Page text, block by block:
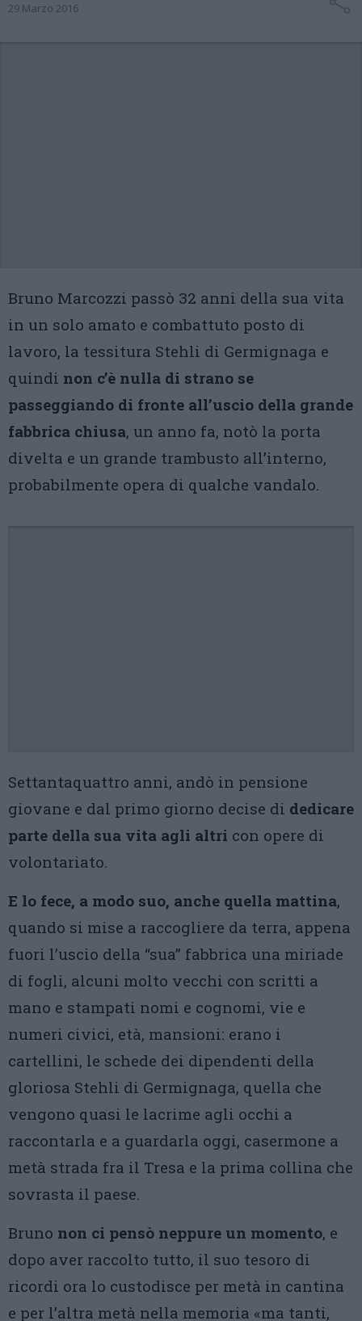
29 Marzo 2016
Bruno Marcozzi passò 32 anni della sua vita
in un solo amato e combattuto posto di
lavoro, la tessitura Stehli di Germignaga e
quindi non c’è nulla di strano se
passeggiando di fronte all’uscio della grande
fabbrica chiusa, un anno fa, notò la porta
divelta e un grande trambusto all’interno,
probabilmente opera di qualche vandalo.
Settantaquattro anni, andò in pensione
giovane e dal primo giorno decise di dedicare
parte della sua vita agli altri con opere di
volontariato.
E lo fece, a modo suo, anche quella mattina,
quando si mise a raccogliere da terra, appena
fuori l’uscio della “sua” fabbrica una miriade
di fogli, alcuni molto vecchi con scritti a
mano e stampati nomi e cognomi, vie e
numeri civici, età, mansioni: erano i
cartellini, le schede dei dipendenti della
gloriosa Stehli di Germignaga, quella che
vengono quasi le lacrime agli occhi a
raccontarla e a guardarla oggi, casermone a
metà strada fra il Tresa e la prima collina che
sovrasta il paese.
Bruno non ci pensò neppure un momento, e
dopo aver raccolto tutto, il suo tesoro di
ricordi ora lo custodisce per metà in cantina
e per l’altra metà nella memoria «ma tanti,